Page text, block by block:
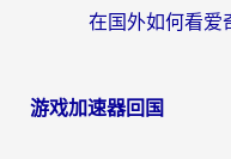
游戏加速器回国